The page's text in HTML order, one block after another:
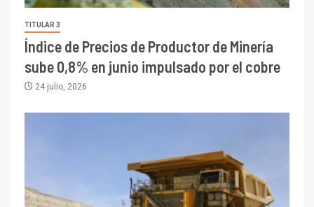
TITULAR 3
Índice de Precios de Productor de Minería
sube 0,8% en junio impulsado por el cobre
24 julio, 2026